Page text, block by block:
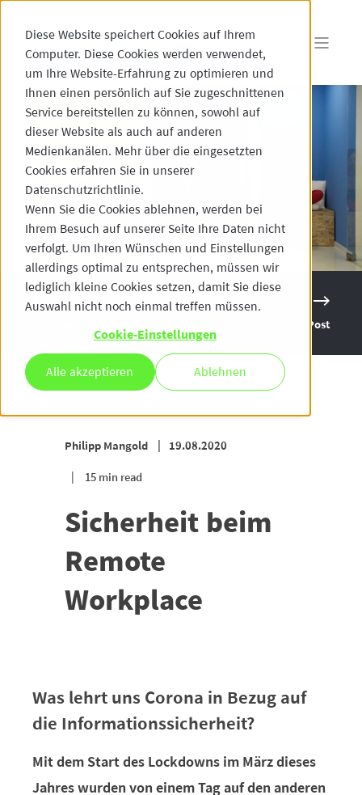
Diese Website speichert Cookies auf Ihrem
Computer. Diese Cookies werden verwendet,
um Ihre Website-Erfahrung zu optimieren und
Ihnen einen persönlich auf Sie zugeschnittenen
Service bereitstellen zu können, sowohl auf
dieser Website als auch auf anderen
Medienkanälen. Mehr über die eingesetzten
Cookies erfahren Sie in unserer
Datenschutzrichtlinie.
Wenn Sie die Cookies ablehnen, werden bei
Ihrem Besuch auf unserer Seite Ihre Daten nicht
verfolgt. Um Ihren Wünschen und Einstellungen
allerdings optimal zu entsprechen, müssen wir
lediglich kleine Cookies setzen, damit Sie diese
Auswahl nicht noch einmal treffen müssen.
Cookie-Einstellungen
Alle akzeptieren Ablehnen
Next Post
Philipp Mangold 19.08.2020
15 min read
Sicherheit beim
Remote
Workplace
Was lehrt uns Corona in Bezug auf
die Informationssicherheit?
Mit dem Start des Lockdowns im März dieses
Jahres wurden von einem Tag auf den anderen